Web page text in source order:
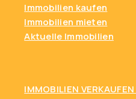
IMMOBILIEN
Immobilien kaufen
Immobilien mieten
Aktuelle Immobilien